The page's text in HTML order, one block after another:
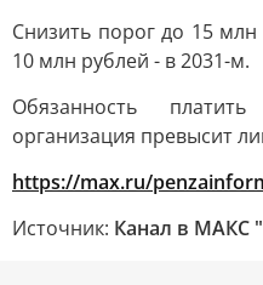
Снизить порог до 15
10 млн рублей - в 2031-м.
Обязанность
организация превысит
https://max.ru/
Источник: Канал в МАКС